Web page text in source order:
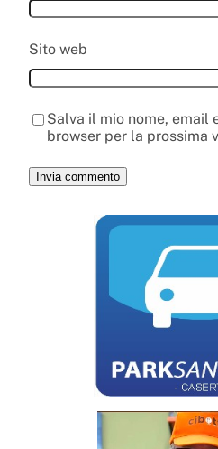
Sito web
Salva il mio nome, email
browser per la prossima